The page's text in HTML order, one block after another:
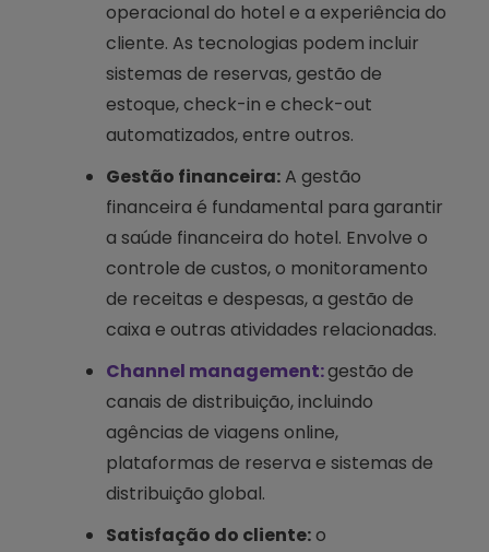
operacional do hotel e a experiência do
cliente. As tecnologias podem incluir
sistemas de reservas, gestão de
estoque, check-in e check-out
automatizados, entre outros.
Gestão financeira:A gestão
financeira é fundamental para garantir
a saúde financeira do hotel. Envolve o
controle de custos, o monitoramento
de receitas e despesas, a gestão de
caixa e outras atividades relacionadas.
Channel management:gestão de
canais de distribuição, incluindo
agências de viagens online,
plataformas de reserva e sistemas de
distribuição global.
Satisfação do cliente:o